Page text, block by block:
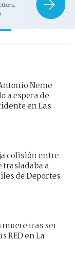
Neme
a espera de
en Las
colisión entre
trasladaba a
de Deportes
muere tras ser
RED en La